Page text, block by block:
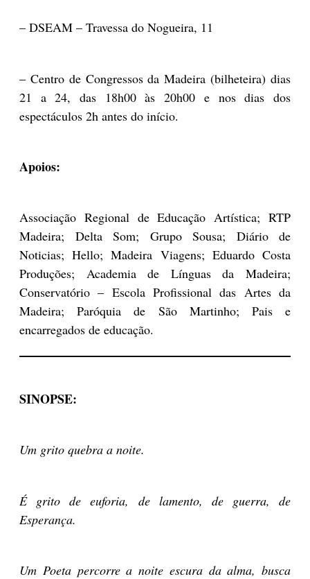
– DSEAM – Travessa do Nogueira, 11
– Centro de Congressos da Madeira (bilheteira) dias
21 a 24, das 18h00 às 20h00 e nos dias dos
espectáculos 2h antes do início.
Apoios:
Associação Regional de Educação Artística; RTP
Madeira; Delta Som; Grupo Sousa; Diário de
Noticias; Hello; Madeira Viagens; Eduardo Costa
Produções; Academia de Línguas da Madeira;
Conservatório – Escola Profissional das Artes da
Madeira; Paróquia de São Martinho; Pais e
encarregados de educação.
SINOPSE:
Um grito quebra a noite.
É grito de euforia, de lamento, de guerra, de
Esperança.
Um Poeta percorre a noite escura da alma, busca